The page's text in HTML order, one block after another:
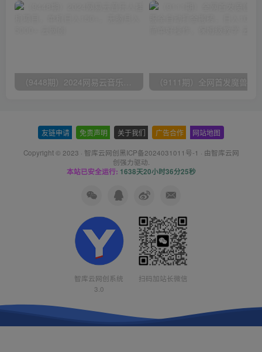
友链申请 - 免责声明 - 关于我们 - 广告合作 - 网站地图
Copyright © 2023 ·智库云网创黑ICP备2024031011号-1
本站已安全运行: 1638天20小时36分26秒
3.0